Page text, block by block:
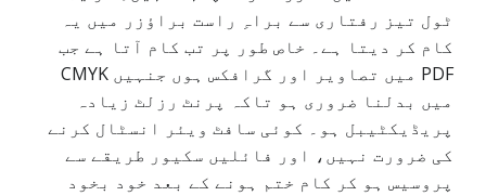
ٹول تیز رفتاری سے براہِ راست براؤزر میں یہ
کام کر دیتا ہے۔ خاص طور پر تب کام آتا ہے جب
PDF میں تصاویر اور گرافکس ہوں جنہیں CMYK
میں بدلنا ضروری ہو تاکہ پرنٹ رزلٹ زیادہ
پریڈیکٹیبل ہو۔ کوئی سافٹ ویئر انسٹال کرنے
کی ضرورت نہیں، اور فائلیں سکیور طریقے سے
پروسیس ہو کر کام ختم ہونے کے بعد خود بخود